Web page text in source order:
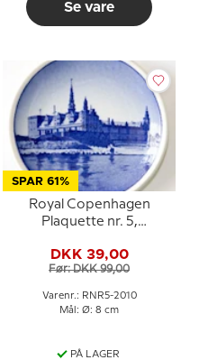
Se vare
SPAR 61%
Royal Copenhagen
Plaquette nr. 5,
DKK 39,00
Før: DKK 99,00
Varenr.: RNR5-2010
Mål: Ø: 8 cm
PÅ LAGER